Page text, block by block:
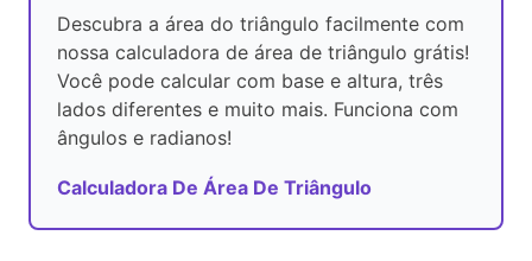
Descubra a área do triângulo facilmente com
nossa calculadora de área de triângulo grátis!
Você pode calcular com base e altura, três
lados diferentes e muito mais. Funciona com
ângulos e radianos!
Calculadora De Área De Triângulo